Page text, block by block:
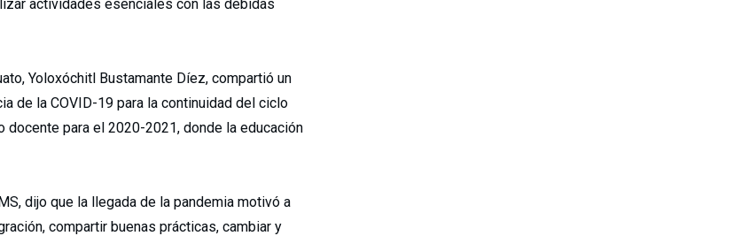
actividades esenciales con las debidas
Yoloxóchitl Bustamante Díez, compartió un
de la COVID-19 para la continuidad del ciclo
para el 2020-2021, donde la educación
dijo que la llegada de la pandemia motivó a
compartir buenas prácticas, cambiar y